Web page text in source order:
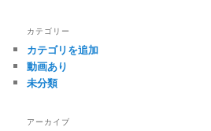
カテゴリー
カテゴリを追加
動画あり
未分類
アーカイブ